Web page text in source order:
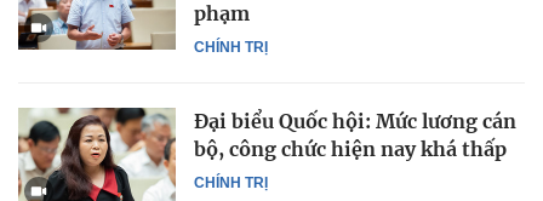
CHÍNH TRỊ
phạm
CHÍNH TRỊ
Đại biểu Quốc hội: Mức lương cán
bộ, công chức hiện nay khá thấp